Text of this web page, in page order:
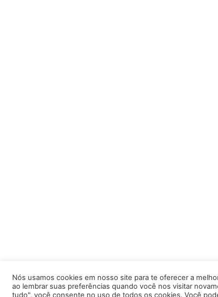
Nós usamos cookies em nosso site para te oferecer a
ao lembrar suas preferências quando você nos visitar
tudo", você consente no uso de todos os cookies. Você